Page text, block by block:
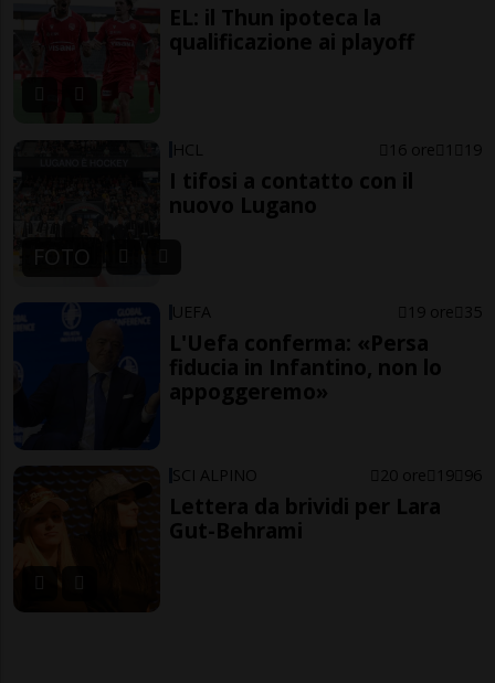
EL: il Thun ipoteca la
qualificazione ai playoff
FOTO
HCL 16 ore 1 19
I tifosi a contatto con il
nuovo Lugano
UEFA 19 ore 35
L'Uefa conferma: «Persa
fiducia in Infantino, non lo
appoggeremo»
SCI ALPINO 20 ore 19 96
Lettera da brividi per Lara
Gut-Behrami